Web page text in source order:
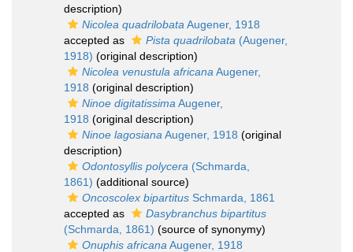
description)
Nicolea quadrilobata Augener, 1918
accepted as
Pista quadrilobata (Augener,
1918) (original description)
Nicolea venustula africana Augener,
1918 (original description)
Ninoe digitatissima Augener,
1918 (original description)
Ninoe lagosiana Augener, 1918 (original
description)
Odontosyllis polycera (Schmarda,
1861) (additional source)
Oncoscolex bipartitus Schmarda, 1861
accepted as
Dasybranchus bipartitus
(Schmarda, 1861) (source of synonymy)
Onuphis africana Augener, 1918